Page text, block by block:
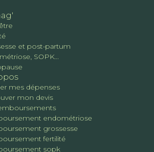
et post-partum
SOPK...
mes dépenses
mon devis
endométriose
grossesse
fertilité
sopk